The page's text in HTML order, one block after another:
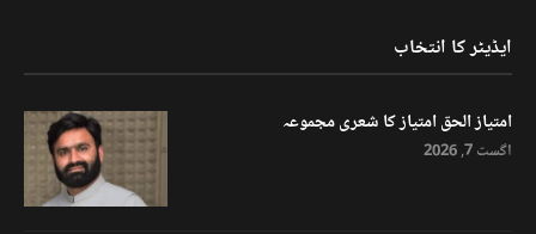
ایڈیٹر کا انتخاب
امتیاز الحق امتیاز کا شعری مجموعہ
اگست 7, 2026